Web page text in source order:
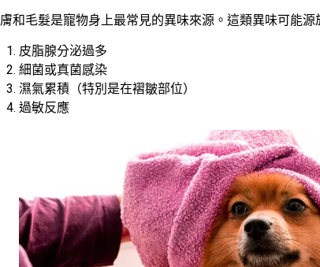
和毛髮是寵物身上最常見的異味來源。這類異味可能源
皮脂腺分泌過多
細菌或真菌感染
濕氣累積（特別是在褶皺部位）
過敏反應